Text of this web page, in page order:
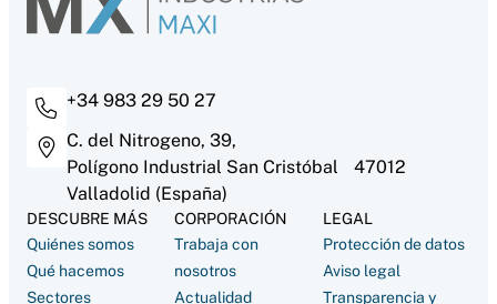
+34 983 29 50 27
C. del Nitrogeno, 39,
Polígono Industrial San Cristóbal 47012
Valladolid (España)
DESCUBRE MÁS
Quiénes somos
Qué hacemos
Sectores
CORPORACIÓN
Trabaja con
nosotros
Actualidad
LEGAL
Protección de datos
Aviso legal
Transparencia y